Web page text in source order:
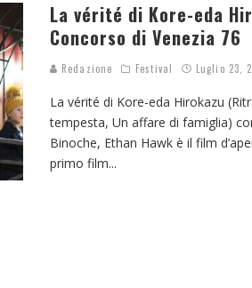
La vérité di Kore-eda
Concorso di Venezia 76
Redazione Festival Luglio 23,
La vérité di Kore-eda Hirokazu
tempesta, Un affare di famiglia)
Binoche, Ethan Hawk è il film
primo film...